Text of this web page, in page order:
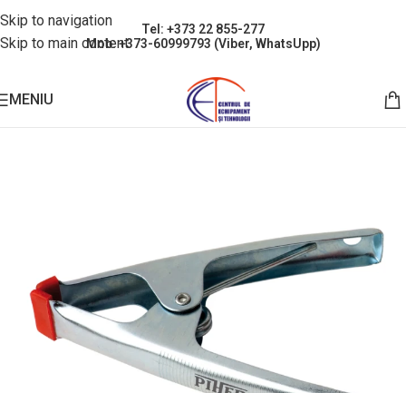
Skip to navigation
Skip to main content
Tel: +373 22 855-277
Mob: +373-60999793 (Viber, WhatsUpp)
MENIU